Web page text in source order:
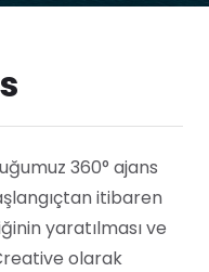
360° ajans
itibaren
yaratılması ve
olarak